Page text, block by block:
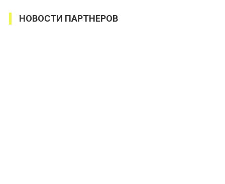
НОВОСТИ ПАРТНЕРОВ